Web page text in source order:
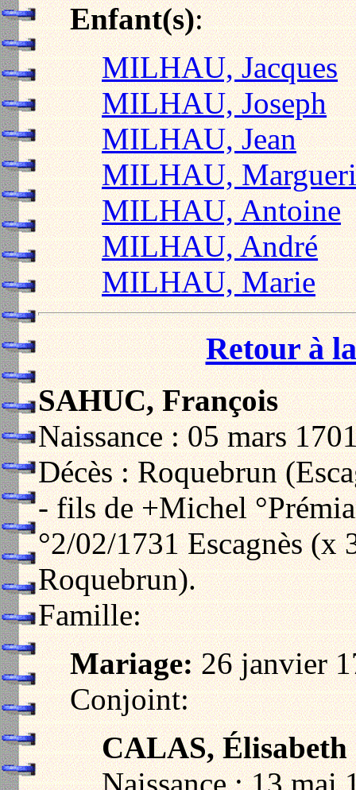
Enfant(s):
MILHAU, Jacques
MILHAU, Joseph
MILHAU, Jean
MILHAU,
MILHAU, Antoine
MILHAU, André
MILHAU, Marie
Retour à
SAHUC, François
Naissance : 05 mars
Décès : Roquebrun
- fils de +Michel
°2/02/1731 Escagnès (x
Roquebrun).
Famille:
Mariage:26 janvier
Conjoint:
CALAS, Élisabeth